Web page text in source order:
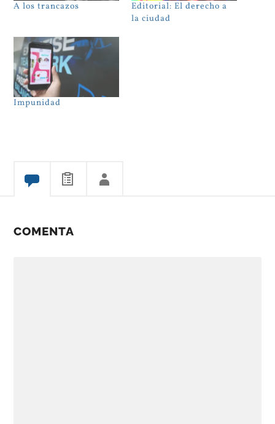
A los trancazos
Editorial: El derecho a
la ciudad
Impunidad
COMENTA